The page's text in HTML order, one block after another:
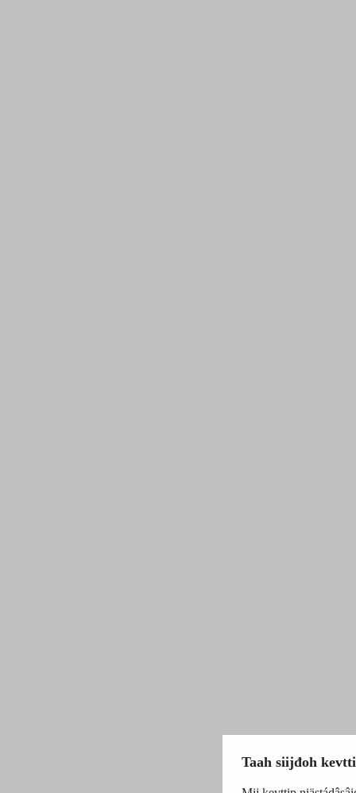
Taah siijđoh